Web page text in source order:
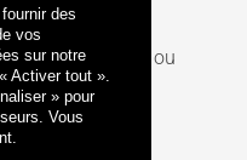
des
vos
sur notre
Activer tout ».
» pour
Vous
au titre de la ou
: actions de